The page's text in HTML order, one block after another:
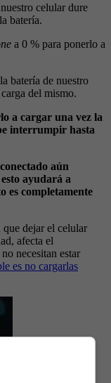
celular dure
batería.
a 0 % para ponerlo a
batería de nuestro
del mismo.
a cargar una vez la
interrumpir hasta
aún
ayudará a
es completamente
dejar el celular
afecta el
necesitan estar
es no cargarlas